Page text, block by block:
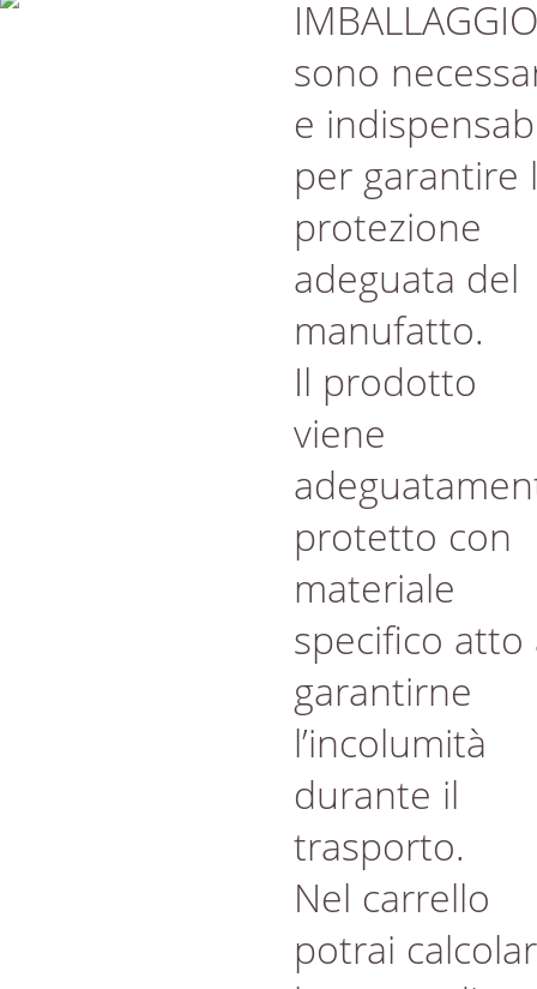
IMBALLAGGIO
sono
e
per garantire
protezione
adeguata del
manufatto.
Il prodotto
viene
protetto con
materiale
specifico atto
garantirne
l’incolumità
durante il
trasporto.
Nel carrello
potrai